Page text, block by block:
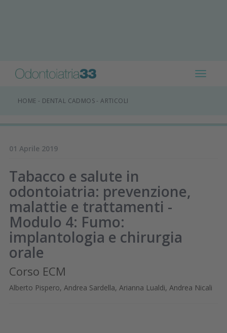
Toggle
HOME - DENTAL CADMOS-ARTICOLI
01 Aprile 2019
Tabacco e salute in
odontoiatria: prevenzione,
malattie e trattamenti -
Modulo 4: Fumo:
implantologia e chirurgia
orale
Corso ECM
Alberto Pispero, Andrea Sardella, Arianna Lualdi, Andrea Nicali